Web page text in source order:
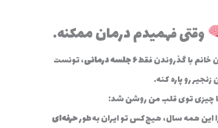
وقتی فهمیدم درمان ممکنه…
خانم با گذروندن فقط۶ جلسه درمانی
، تونست
زنجیر رو پاره کنه.
چیزی توی قلب من روشن شد:
این همه سال، هیچ‌کس تو ایران به‌طورحرفه‌ای